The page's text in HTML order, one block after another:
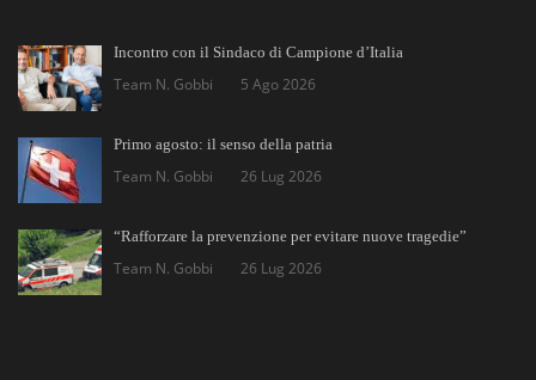
Incontro con il Sindaco di Campione d’Italia
Team N. Gobbi 5 Ago 2026
Primo agosto: il senso della patria
Team N. Gobbi 26 Lug 2026
“Rafforzare la prevenzione per evitare nuove tragedie”
Team N. Gobbi 26 Lug 2026